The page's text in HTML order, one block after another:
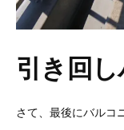
引き回
さて、最後にバルコ